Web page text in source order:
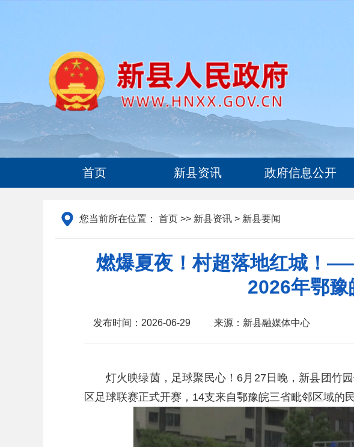
首页 新县资讯 政府信息公开
您当前所在位置： 首页 >> 新县资讯 > 新县要闻
燃爆夏夜！村超落地红城！
2026年鄂
发布时间：2026-06-29 来源：新县融媒体中心
灯火映绿茵，足球聚民心！6月27日晚，新县团竹园
区足球联赛正式开赛，14支来自鄂豫皖三省毗邻区域的